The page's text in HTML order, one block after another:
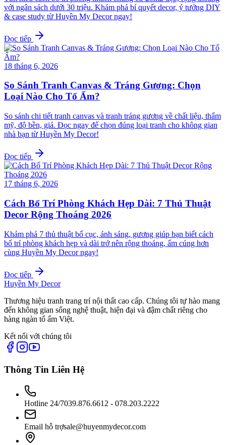
với ngân sách dưới 30 triệu. Khám phá bí quyết decor, ý tưởng DIY
& case study từ Huyền My Decor ngay!
Đọc tiếp
18 tháng 6, 2026
So Sánh Tranh Canvas & Tráng Gương: Chọn
Loại Nào Cho Tổ Ấm?
So sánh chi tiết tranh canvas và tranh tráng gương về chất liệu, thẩm
mỹ, độ bền, giá. Đọc ngay để chọn đúng loại tranh cho không gian
nhà bạn từ Huyền My Decor!
Đọc tiếp
17 tháng 6, 2026
Cách Bố Trí Phòng Khách Hẹp Dài: 7 Thủ Thuật
Decor Rộng Thoáng 2026
Khám phá 7 thủ thuật bố cục, ánh sáng, gương giúp bạn biết cách
bố trí phòng khách hẹp và dài trở nên rộng thoáng, ấm cúng hơn
cùng Huyền My Decor ngay!
Đọc tiếp
Huyền My Decor
Thương hiệu tranh trang trí nội thất cao cấp. Chúng tôi tự hào mang
đến không gian sống nghệ thuật, hiện đại và đậm chất riêng cho
hàng ngàn tổ ấm Việt.
Kết nối với chúng tôi
Thông Tin Liên Hệ
Hotline 24/7039.876.6612 - 078.203.2222
Email hỗ trợsale@huyenmydecor.com